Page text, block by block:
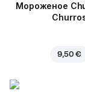
Мороженое
9,50 €